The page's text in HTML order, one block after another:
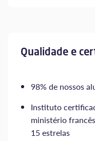
Qualidade e
98% de nossos
Instituto
ministério
15 estrelas